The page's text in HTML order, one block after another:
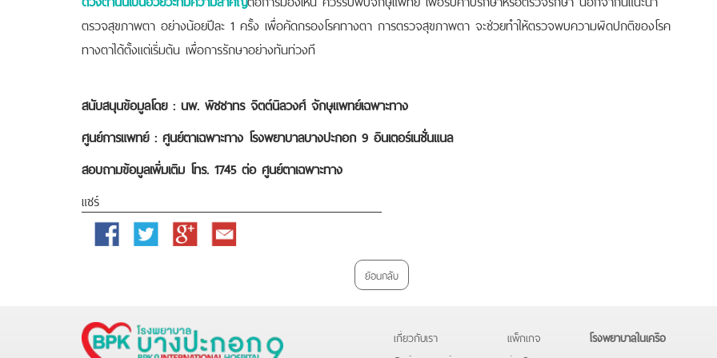
ตรวจสุขภาพตา อย่างน้อยปีละ 1 ครั้ง เพื่อคัดกรองโรคทางตา การตรวจสุขภาพตา จะช่วยทำให้ตรวจพบความผิดปกติของโรค
ทางตาได้ตั้งแต่เริ่มต้น เพื่อการรักษาอย่างทันท่วงที
สนับสนุนข้อมูลโดย : นพ. พิชชาทร จิตต์นิลวงศ์ จักษุแพทย์เฉพาะทาง
ศูนย์การแพทย์ : ศูนย์ตาเฉพาะทาง โรงพยาบาลบางปะกอก 9 อินเตอร์เนชั่นแนล
สอบถามข้อมูลเพิ่มเติม โทร. 1745 ต่อ ศูนย์ตาเฉพาะทาง
แชร์
Facebook Twitter
Google
Email
ย้อนกลับ
เกี่ยวกับเรา
แพ็กเกจ
โรงพยาบาลในเครือ